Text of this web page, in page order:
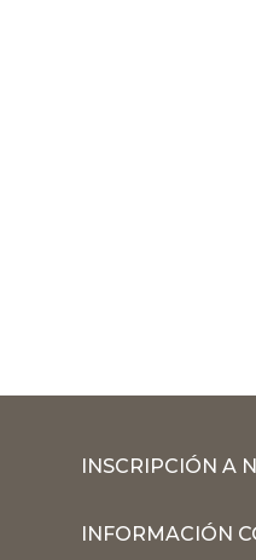
INSCRIPCIÓN A
INFORMACIÓN